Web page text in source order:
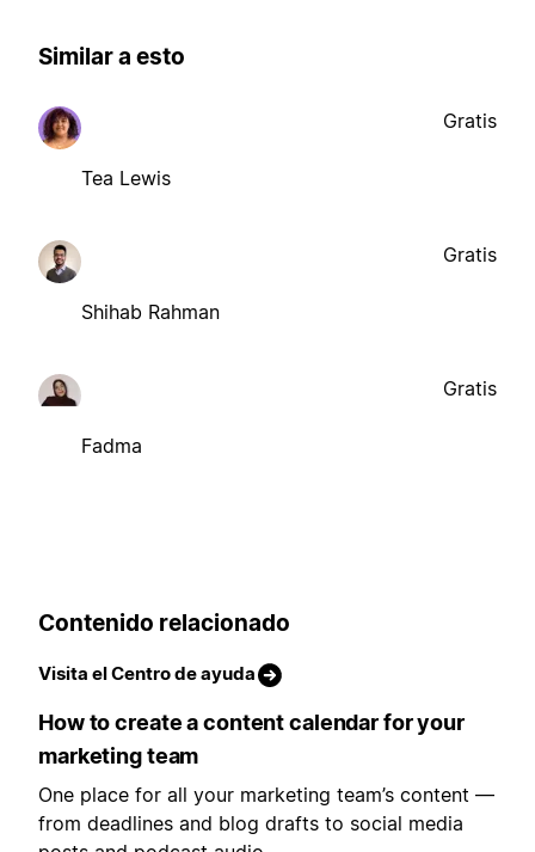
Similar a esto
Tea Lewis
Gratis
Shihab Rahman
Gratis
Fadma
Gratis
Contenido relacionado
Visita el Centro de ayuda
How to create a content calendar for your
marketing team
One place for all your marketing team’s content —
from deadlines and blog drafts to social media